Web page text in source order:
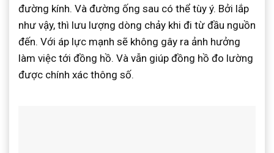
đường kính. Và đường ống sau có thể tùy ý. Bởi lắp
như vậy, thì lưu lượng dòng chảy khi đi từ đầu nguồn
đến. Với áp lực mạnh sẽ không gây ra ảnh hưởng
làm việc tới đồng hồ. Và vẫn giúp đồng hồ đo lường
được chính xác thông số.